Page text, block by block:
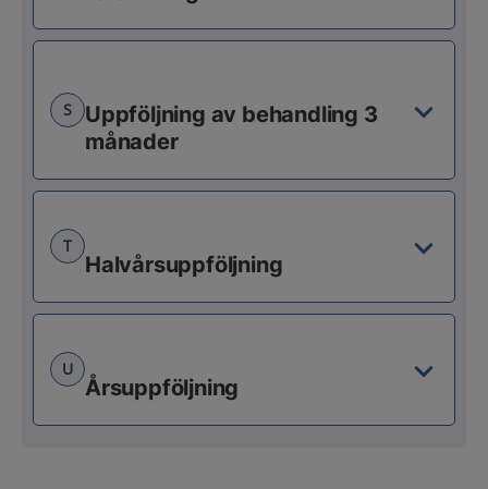
S
Uppföljning av behandling 3
månader
T
Halvårsuppföljning
U
Årsuppföljning